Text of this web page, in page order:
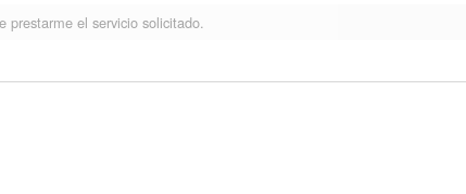
prestarme el servicio solicitado.